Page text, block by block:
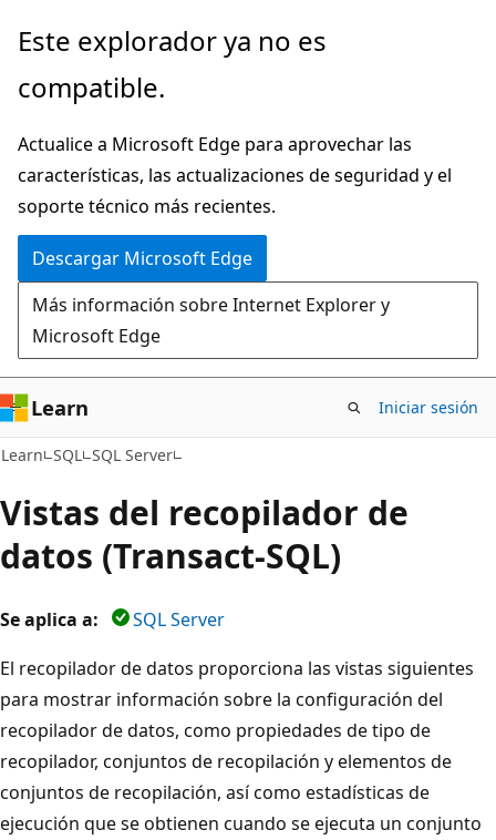
Ir
contenido
Este explorador ya no es
compatible.
Actualice a Microsoft Edge para aprovechar las
características, las actualizaciones de seguridad y el
soporte técnico más recientes.
Descargar Microsoft Edge
Más información sobre Internet Explorer y
Microsoft Edge
Learn Iniciar sesión
Learn SQL SQL Server
Vistas del recopilador de
datos (Transact-SQL)
Se aplica a:
SQL Server
El recopilador de datos proporciona las vistas siguientes
para mostrar información sobre la configuración del
recopilador de datos, como propiedades de tipo de
recopilador, conjuntos de recopilación y elementos de
conjuntos de recopilación, así como estadísticas de
ejecución que se obtienen cuando se ejecuta un conjunto